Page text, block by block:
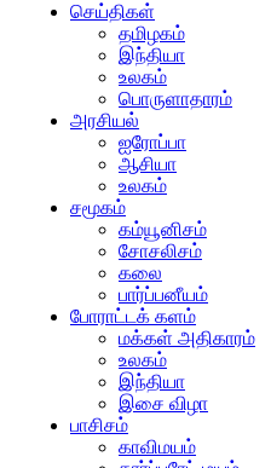
செய்திகள்
தமிழகம்
இந்தியா
உலகம்
பொருளாதாரம்
அரசியல்
ஐரோப்பா
ஆசியா
உலகம்
சமூகம்
கம்யூனிசம்
சோசலிசம்
கலை
பார்ப்பனீயம்
போராட்டக் களம்
மக்கள் அதிகாரம்
உலகம்
இந்தியா
இசை விழா
பாசிசம்
காவிமயம்